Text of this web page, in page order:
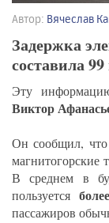
Автор: Вячеслав
Задержка
составила
Эту
Виктор
Он сообщил, что
магнитогорские
В среднем в
пользуется
пассажиров